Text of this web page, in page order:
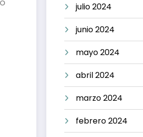
julio 2024
junio 2024
mayo 2024
abril 2024
marzo 2024
febrero 2024